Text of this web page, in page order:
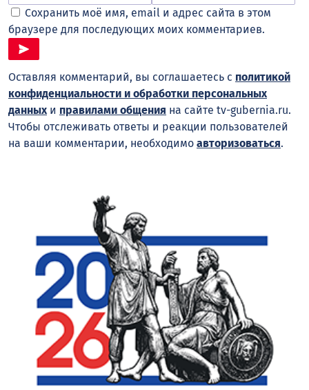
Сохранить моё имя, email и адрес сайта в этом
браузере для последующих моих комментариев.
Оставляя комментарий, вы соглашаетесь с политикой
конфиденциальности и обработки персональных
данных и правилами общения на сайте tv-gubernia.ru.
Чтобы отслеживать ответы и реакции пользователей
на ваши комментарии, необходимо авторизоваться.